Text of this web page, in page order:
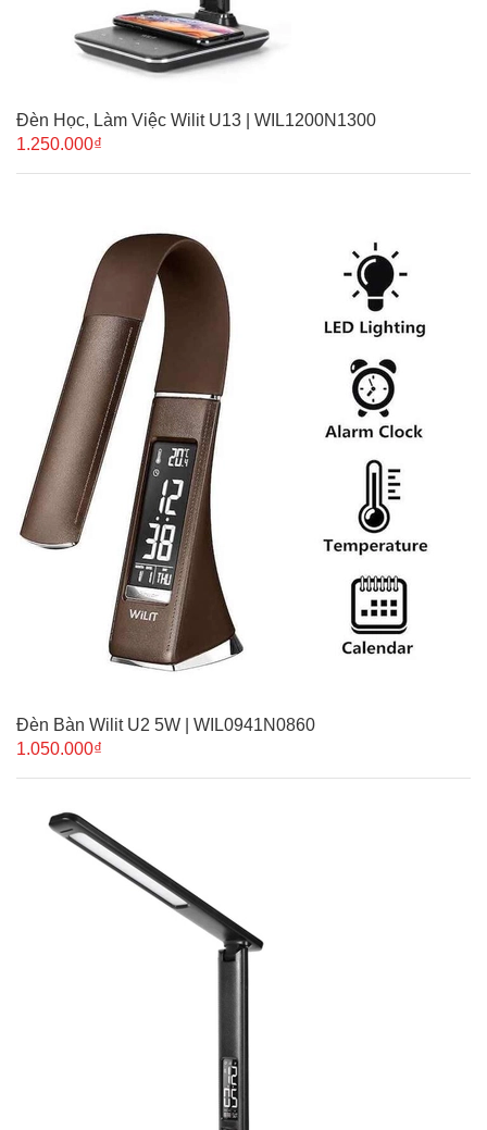
Đèn Học, Làm Việc Wilit U13 | WIL1200N1300
1.250.000₫
Đèn Bàn Wilit U2 5W | WIL0941N0860
1.050.000₫